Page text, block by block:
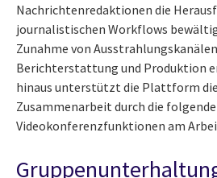
Nachrichtenredaktionen die
journalistischen Workflows
Zunahme von
Berichterstattung und Produktion
hinaus unterstützt die Plattform
Zusammenarbeit durch die
Videokonferenzfunktionen am